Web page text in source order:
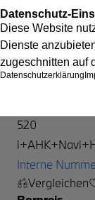
520
Interne
Vergleichen